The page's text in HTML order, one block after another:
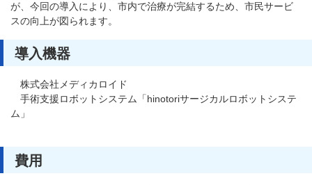
が、今回の導入により、市内で治療が完結するため、市民サービ
スの向上が図られます。
導入機器
株式会社メディカロイド
手術支援ロボットシステム「hinotoriサージカルロボットシステ
ム」
費用